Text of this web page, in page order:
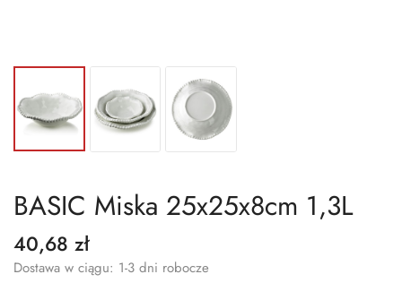
BASIC Miska 25x25x8cm 1,3L
40,68 zł
Dostawa w ciągu: 1-3 dni robocze